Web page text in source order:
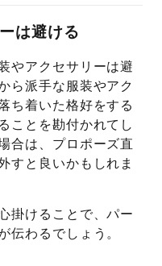
は避ける
やアクセサリーは避
ら派手な服装やアク
ち着いた格好をする
ことを勘付かれてし
合は、プロポーズ直
すと良いかもしれま
掛けることで、パー
伝わるでしょう。